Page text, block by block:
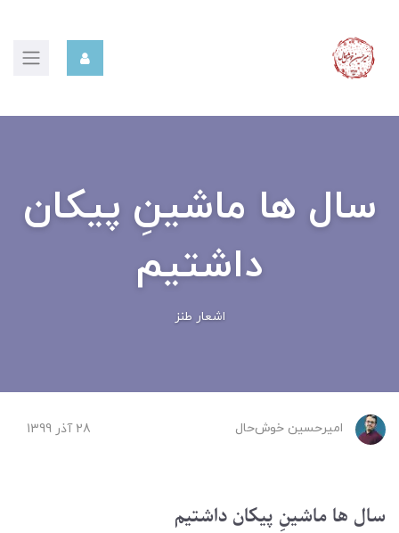
سال ها ماشینِ پیکان
داشتیم
اشعار طنز
امیرحسین ‌خوش‌حال 28 آذر 1399
سال ها ماشینِ پیکان داشتیم